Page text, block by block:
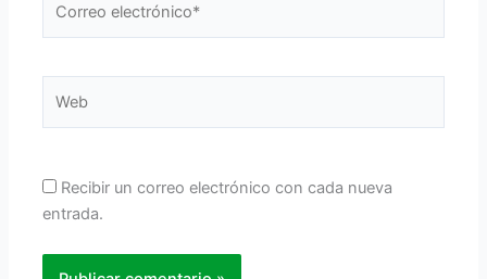
electrónico*
Recibir un correo electrónico con cada nueva
entrada.